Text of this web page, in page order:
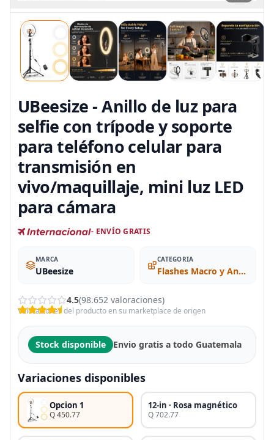
UBeesize - Anillo de luz para
selfie con trípode y soporte
para teléfono celular para
transmisión en
vivo/maquillaje, mini luz LED
para cámara
- ENVÍO GRATIS
MARCA
UBeesize
CATEGORIA
Flashes Macro y Anulares
4.5(98.652 valoraciones)
Valoraciones del producto en su marketplace de origen
Stock disponible Envio gratis a todo Guatemala
Variaciones disponibles
Opcion 1
Q 450.77
12-in · Rosa magnético
Q 702.77